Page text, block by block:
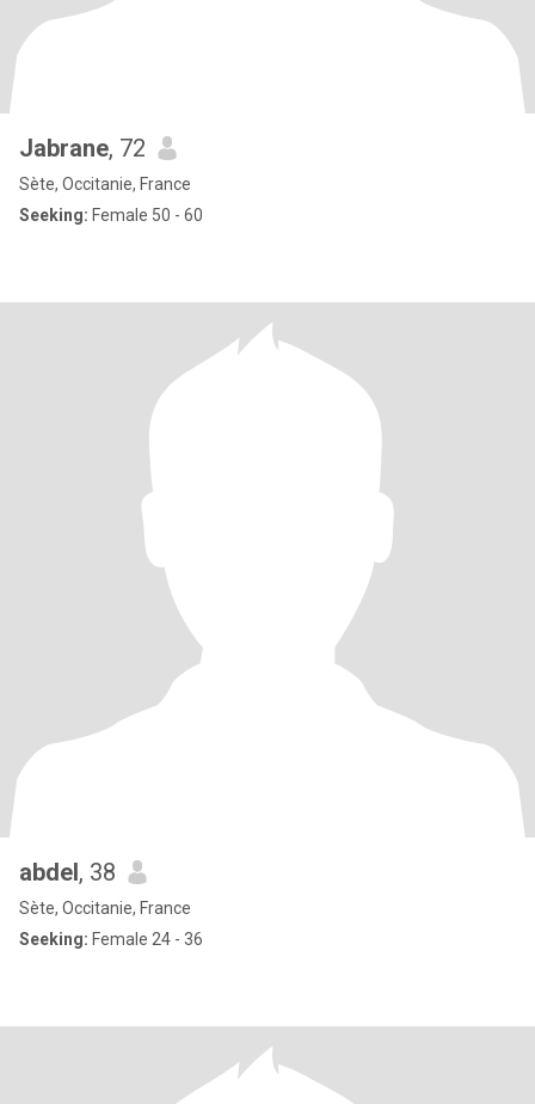
Jabrane, 72
Sète, Occitanie, France
Seeking: Female 50 - 60
abdel, 38
Sète, Occitanie, France
Seeking: Female 24 - 36